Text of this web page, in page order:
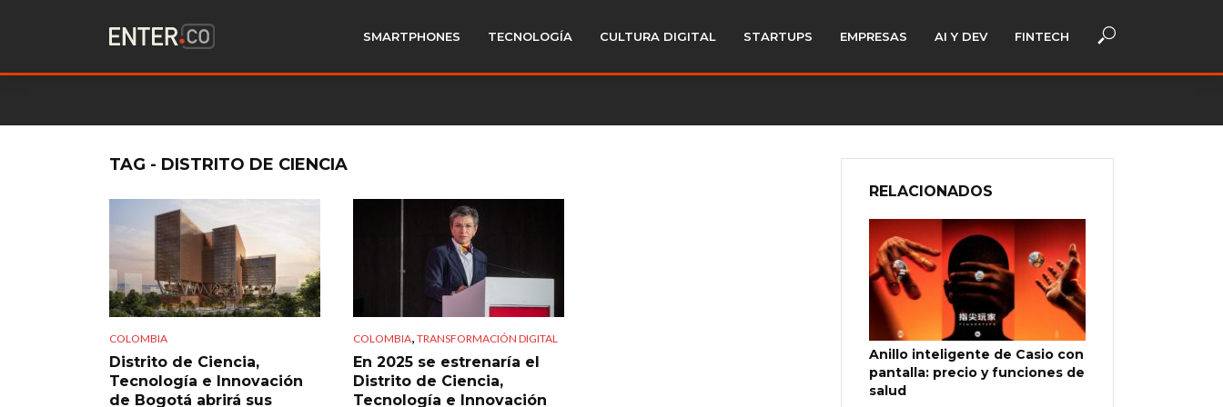
SMARTPHONES TECNOLOGÍA CULTURA DIGITAL STARTUPS EMPRESAS AI Y DEV FINTECH
TAG - DISTRITO DE CIENCIA
COLOMBIA
Distrito de Ciencia,
Tecnología e Innovación
de Bogotá abrirá sus
COLOMBIA, TRANSFORMACIÓN DIGITAL
En 2025 se estrenaría el
Distrito de Ciencia,
Tecnología e Innovación
RELACIONADOS
Anillo inteligente de Casio con
pantalla: precio y funciones de
salud